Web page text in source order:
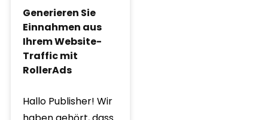
Generieren Sie
Einnahmen aus
Ihrem Website-
Traffic mit
RollerAds
Hallo Publisher! Wir